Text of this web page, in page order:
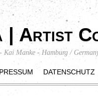
| Artist
Manke - Hamburg /
DATENSCHUTZ